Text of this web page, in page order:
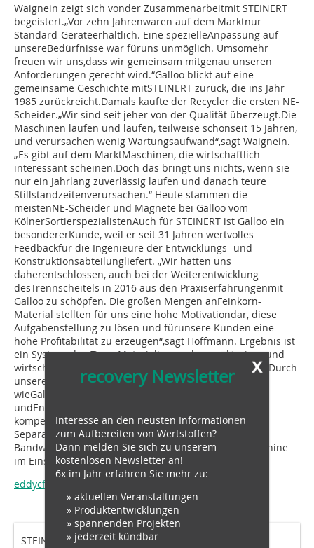
Waignein zeigt sich vonder Zusammenarbeitmit STEINERT
begeistert.„Vor zehn Jahrenwaren auf dem Marktnur
Standard-Geräteerhältlich. Eine spezielleAnpassung auf
unsereBedürfnisse war füruns unmöglich. Umsomehr
freuen wir uns,dass wir gemeinsam mitgenau unseren
Anforderungen gerecht wird.“Galloo blickt auf eine
gemeinsame Geschichte mitSTEINERT zurück, die ins Jahr
1985 zurückreicht.Damals kaufte der Recycler die ersten NE-
Scheider.„Wir sind seit jeher von der Qualität überzeugt.Die
Maschinen laufen und laufen, teilweise schonseit 15 Jahren,
und verursachen wenig Wartungsaufwand“,sagt Waignein.
„Es gibt auf dem MarktMaschinen, die wirtschaftlich
interessant scheinen.Doch das bringt uns nichts, wenn sie
nur ein Jahrlang zuverlässig laufen und danach teure
Stillstandzeitenverursachen.“ Heute stammen die
meistenNE-Scheider und Magnete bei Galloo vom
KölnerSortierspezialistenAuch für STEINERT ist Galloo ein
besondererKunde, weil er seit 31 Jahren wertvolles
Feedbackfür die Ingenieure der Entwicklungs- und
Konstruktionsabteilungliefert. „Wir hatten uns
daherentschlossen, auch bei der Weiterentwicklung
desTrennscheitels in 2016 aus den Praxiserfahrungenmit
Galloo zu schöpfen. Die großen Mengen anFeinkorn-
Material stellten für uns eine hohe Motivationdar, diese
Aufgabenstellung zu lösen und fürunsere Kunden eine
hohe Profitabilität zu erzeugen“,sagt Hoffmann. Ergebnis ist
ein System, das Fines-Materialien noch zuverlässiger und
wirtschaftlicheraussortiert. Hoffmann ist sich sicher: „Durch
unserekontinuierliche Zusammenarbeit mit Kunden
wieGalloo und der stetigen Arbeit in Forschung
undEntwicklung sind wir ein zuverlässiger und
kompetenterPartner in der Konzeption profitabler
Separations-und Sortierlösungen.“Einen Film zum
Bandwechsel, dem neuen Trennscheitelund der Maschine
im Einsatz in der Anlageist zu finden unter:
eddycfines.steinert.de
STEINERT EddyC FINES
x
recovery Newsletter
Interesse an den neusten Informationen
zum Aufbereiten von Wertstoffen?
Dann melden Sie sich zu unserem
kostenlosen Newsletter an!
6x im Jahr erfahren Sie mehr zu:
» aktuellen Veranstaltungen
» Produktentwicklungen
» spannenden Projekten
» jederzeit kündbar